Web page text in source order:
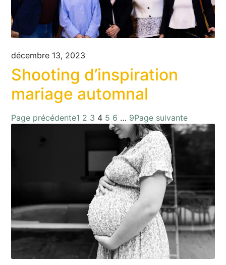
décembre 13, 2023
Shooting d’inspiration
mariage automnal
Page précédente1 2 3 4 5 6 … 9Page suivante